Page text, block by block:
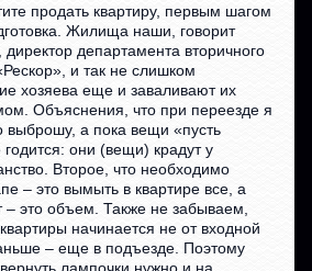
продать квартиру, первым шагом
Жилища наши, говорит
департамента вторичного
и так не слишком
хозяева еще и заваливают их
Объяснения, что при переезде я
выброшу, а пока вещи «пусть
годится: они (вещи) крадут у
Второе, что необходимо
– это вымыть в квартире все, а
– это объем. Также не забываем,
начинается не от входной
– еще в подъезде. Поэтому